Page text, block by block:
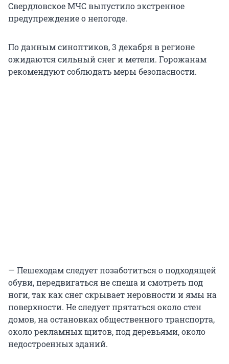
Свердловское МЧС выпустило экстренное
предупреждение о непогоде.
По данным синоптиков, 3 декабря в регионе
ожидаются сильный снег и метели. Горожанам
рекомендуют соблюдать меры безопасности.
— Пешеходам следует позаботиться о подходящей
обуви, передвигаться не спеша и смотреть под
ноги, так как снег скрывает неровности и ямы на
поверхности. Не следует прятаться около стен
домов, на остановках общественного транспорта,
около рекламных щитов, под деревьями, около
недостроенных зданий.